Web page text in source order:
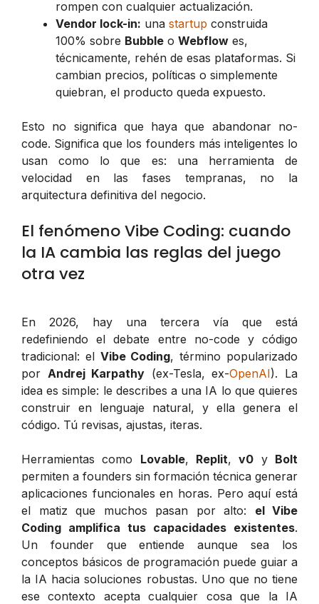
rompen con cualquier actualización.
Vendor lock-in: una startup construida
100% sobre Bubble o Webflow es,
técnicamente, rehén de esas plataformas. Si
cambian precios, políticas o simplemente
quiebran, el producto queda expuesto.
Esto no significa que haya que abandonar no-
code. Significa que los founders más inteligentes lo
usan como lo que es: una herramienta de
velocidad en las fases tempranas, no la
arquitectura definitiva del negocio.
El fenómeno Vibe Coding: cuando
la IA cambia las reglas del juego
otra vez
En 2026, hay una tercera vía que está
redefiniendo el debate entre no-code y código
tradicional: el Vibe Coding, término popularizado
por Andrej Karpathy (ex-Tesla, ex-OpenAI). La
idea es simple: le describes a una IA lo que quieres
construir en lenguaje natural, y ella genera el
código. Tú revisas, ajustas, iteras.
Herramientas como Lovable, Replit,v0 y Bolt
permiten a founders sin formación técnica generar
aplicaciones funcionales en horas. Pero aquí está
el matiz que muchos pasan por alto: el Vibe
Coding amplifica tus capacidades existentes.
Un founder que entiende aunque sea los
conceptos básicos de programación puede guiar a
la IA hacia soluciones robustas. Uno que no tiene
ese contexto acepta cualquier cosa que la IA